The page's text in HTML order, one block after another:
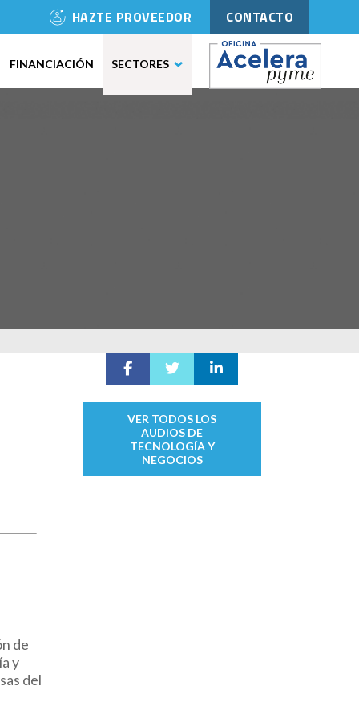
HAZTE PROVEEDOR CONTACTO
FINANCIACIÓN SECTORES
de
y
del
VER TODOS LOS
AUDIOS DE
TECNOLOGÍA Y
NEGOCIOS